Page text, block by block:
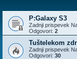
P:Galaxy S3
Zadnji prispevek
Odgovori: 2
Tuštelekom
Zadnji prispevek
Odgovori: 30